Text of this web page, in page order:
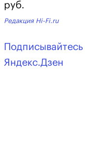
руб.
Редакция Hi-Fi.ru
Яндекс.Дзен